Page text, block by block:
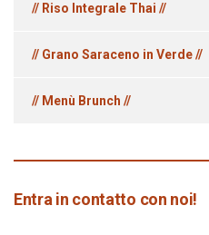
// Riso Integrale Thai //
// Grano Saraceno in Verde //
// Menù Brunch //
Entra in contatto con noi!